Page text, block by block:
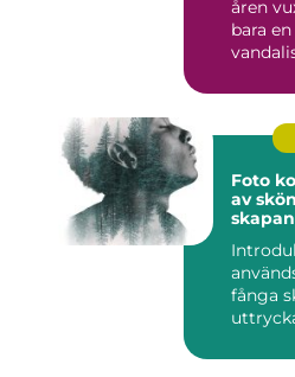
åren
bara
Foto
av
fånga